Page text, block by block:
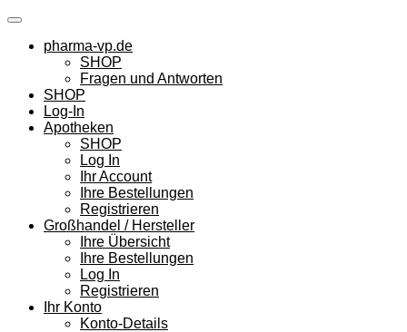
Skip
contentpharma-vp.de
SHOP
Fragen und Antworten
SHOP
Log-In
Apotheken
SHOP
Log In
Ihr Account
Ihre Bestellungen
Registrieren
Großhandel / Hersteller
Ihre Übersicht
Ihre Bestellungen
Log In
Registrieren
Ihr Konto
Konto-Details